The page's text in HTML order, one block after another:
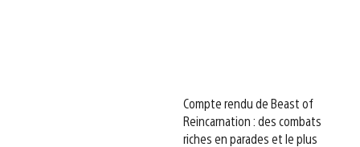
Compte rendu de Beast of
Reincarnation : des combats
riches en parades et le plus